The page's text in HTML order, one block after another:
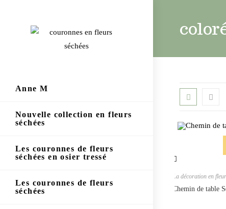
Anne M
Nouvelle collection en fleurs
séchées
Les couronnes de fleurs
séchées en osier tressé
Les couronnes de fleurs
séchées
La décoration en
Chemin de table